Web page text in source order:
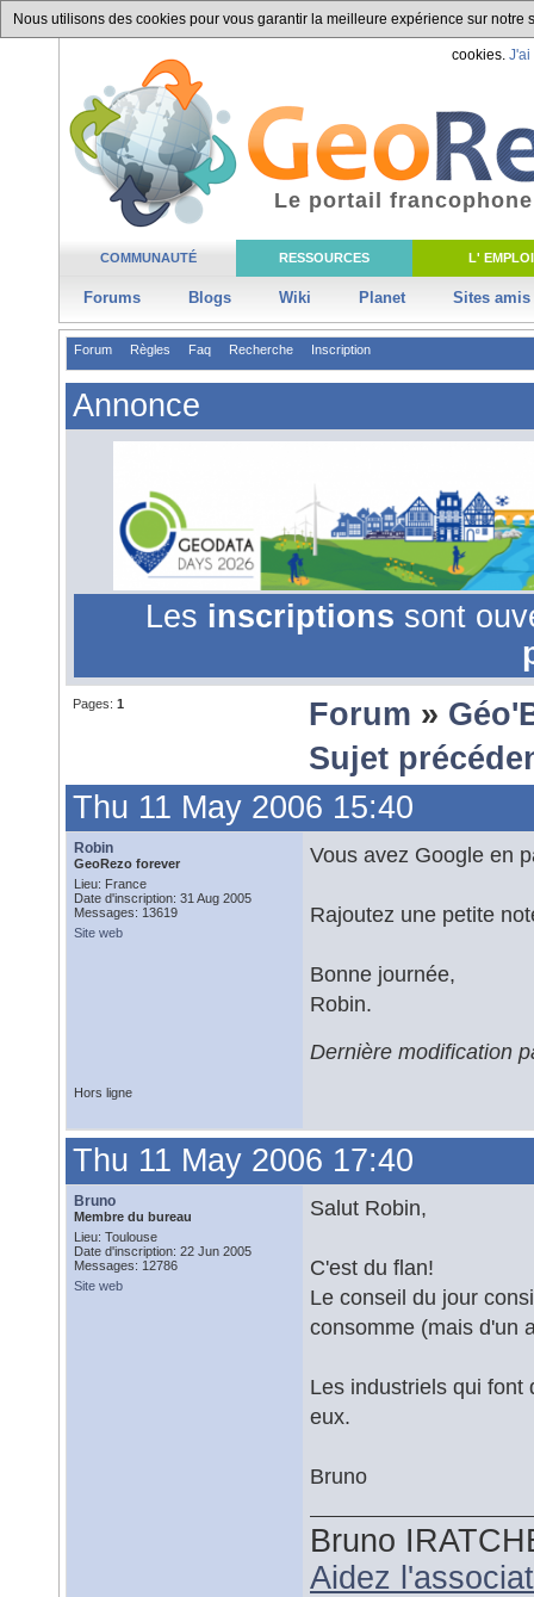
Nous utilisons des cookies pour vous garantir la meilleure expérience sur
cookies. J'ai
COMMUNAUTÉ RESSOURCES L' EMPLOI
Forums Blogs Wiki Planet Sites amis
Le portail
Forum Règles Faq Recherche Inscription
Annonce
Les inscriptions sont
Pages: 1 Forum »
Sujet
Thu 11 May 2006 15:40
Robin
GeoRezo forever
Lieu: France
Date d'inscription: 31 Aug 2005
Messages: 13619
Site web
Vous avez Google en
Rajoutez une petite
Bonne journée,
Robin.
Dernière modification
Hors ligne
Thu 11 May 2006 17:40
Bruno
Membre du bureau
Lieu: Toulouse
Date d'inscription: 22 Jun 2005
Messages: 12786
Site web
Salut Robin,
C'est du flan!
Le conseil du jour
consomme (mais d'un
Les industriels qui font
eux.
Bruno
Bruno
Aidez